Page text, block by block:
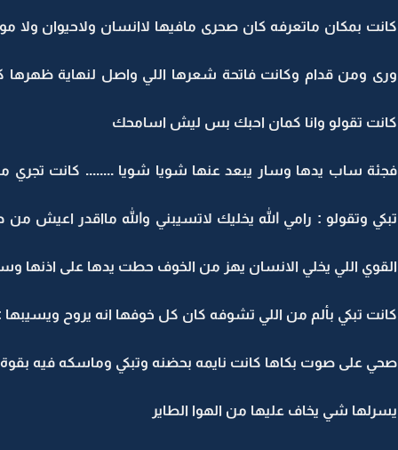
كانت بمكان ماتعرفه كان صحرى مافيها لاانسان ولاحيوان
ورى ومن قدام وكانت فاتحة شعرها اللي واصل لنهاية ظهرها
كانت تقولو وانا كمان احبك بس ليش اسامحك
فجئة ساب يدها وسار يبعد عنها شويا شويا ........ كانت تجري
تبكي وتقولو : رامي الله يخليك لاتسيبني والله مااقدر
القوي اللي يخلي الانسان يهز من الخوف حطت يدها على اذنها
كانت تبكي بألم من اللي تشوفه كان كل خوفها انه يروح ويسيبها :
صحي على صوت بكاها كانت نايمه بحضنه وتبكي وماسكه فيه
يسرلها شي يخاف عليها من الهوا الطاير